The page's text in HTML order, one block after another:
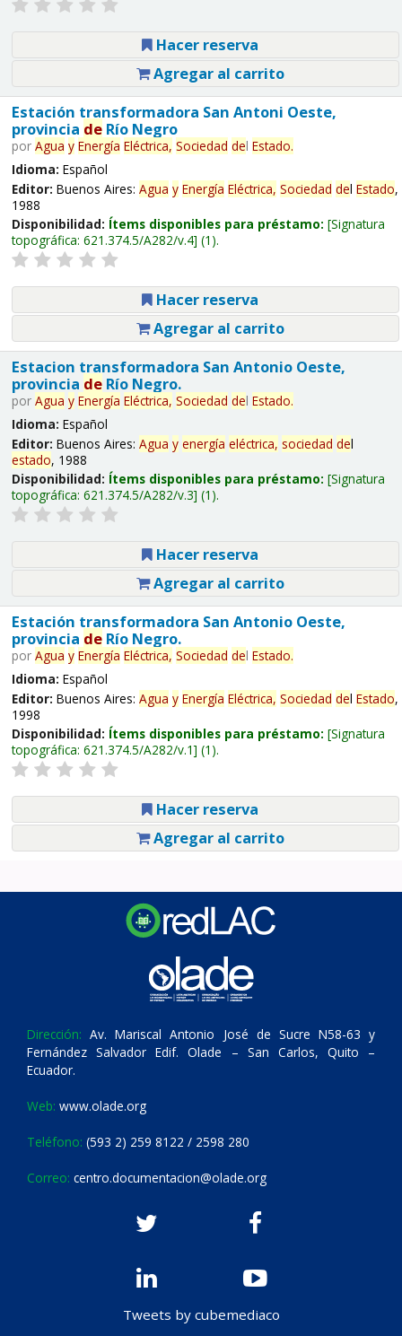
Hacer reserva
Agregar al carrito
Estación transformadora San Antoni Oeste,
provincia deRío Negro
por Agua y Energía Eléctrica, Sociedad del Estado.
Idioma: Español
Editor: Buenos Aires: Agua y Energía Eléctrica, Sociedad del Estado,
1988
Disponibilidad: Ítems disponibles para préstamo: Signatura
topográfica: 621.374.5/A282/v.4 (1).
Hacer reserva
Agregar al carrito
Estacion transformadora San Antonio Oeste,
provincia deRío Negro.
por Agua y Energía Eléctrica, Sociedad del Estado.
Idioma: Español
Editor: Buenos Aires: Agua y energía eléctrica, sociedad del
estado, 1988
Disponibilidad: Ítems disponibles para préstamo: Signatura
topográfica: 621.374.5/A282/v.3 (1).
Hacer reserva
Agregar al carrito
Estación transformadora San Antonio Oeste,
provincia deRío Negro.
por Agua y Energía Eléctrica, Sociedad del Estado.
Idioma: Español
Editor: Buenos Aires: Agua y Energía Eléctrica, Sociedad del Estado,
1998
Disponibilidad: Ítems disponibles para préstamo: Signatura
topográfica: 621.374.5/A282/v.1 (1).
Hacer reserva
Agregar al carrito
Dirección: Av. Mariscal Antonio José de Sucre N58-63 y
Fernández Salvador Edif. Olade – San Carlos, Quito –
Ecuador.
Web: www.olade.org
Teléfono: (593 2) 259 8122 / 2598 280
Correo: centro.documentacion@olade.org
Tweets by cubemediaco